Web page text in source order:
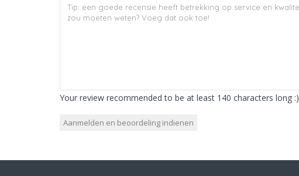
Your review recommended to be at least 140 characters long :)